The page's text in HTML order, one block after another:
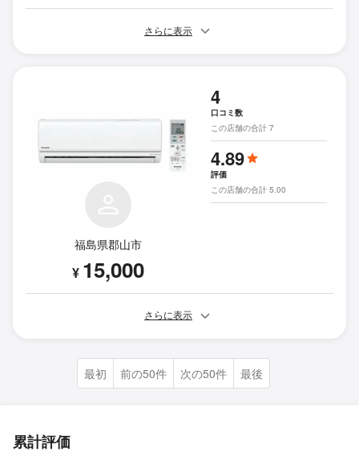
さらに表示
福島県郡山市
¥ 15,000
4
口コミ数
この店舗の合計 7
4.89
評価
この店舗の合計 5.00
さらに表示
最初 前の50件 次の50件 最後
累計評価